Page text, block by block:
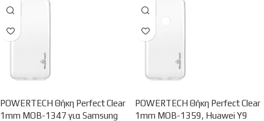
POWERTECH Θήκη Perfect Clear
1mm MOB-1347 για Samsung
POWERTECH Θήκη Perfect Clear
1mm MOB-1359, Huawei Y9